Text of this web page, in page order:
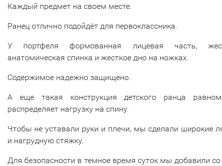
Каждый предмет на своем месте.
Ранец отлично подойдёт для первоклассника.
У портфеля формованная лицевая часть,
анатомическая спинка и жесткое дно на ножках.
Содержимое надежно защищено.
А еще такая конструкция детского ранца
распределяет нагрузку на спину.
Чтобы не уставали руки и плечи, мы сделали широкие
и нагрудную стяжку.
Для безопасности в темное время суток мы добавили со